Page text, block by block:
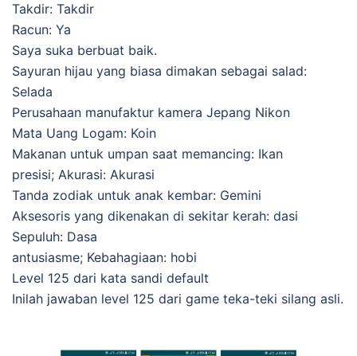
Takdir: Takdir
Racun: Ya
Saya suka berbuat baik.
Sayuran hijau yang biasa dimakan sebagai salad:
Selada
Perusahaan manufaktur kamera Jepang Nikon
Mata Uang Logam: Koin
Makanan untuk umpan saat memancing: Ikan
presisi; Akurasi: Akurasi
Tanda zodiak untuk anak kembar: Gemini
Aksesoris yang dikenakan di sekitar kerah: dasi
Sepuluh: Dasa
antusiasme; Kebahagiaan: hobi
Level 125 dari kata sandi default
Inilah jawaban level 125 dari game teka-teki silang asli.